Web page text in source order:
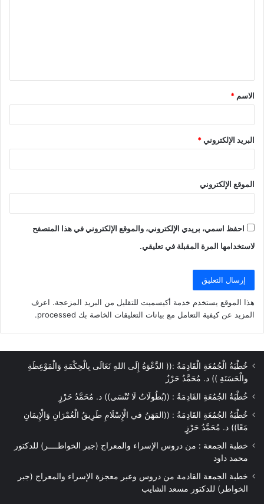
ق
*
الاسم *
البريد الإلكتروني*
الموقع الإلكتروني
احفظ اسمي، بريدي الإلكتروني، والموقع الإلكتروني في هذا المتصفح
لاستخدامها المرة المقبلة في تعليقي.
هذا الموقع يستخدم خدمة أكيسميت للتقليل من البريد المزعجة. اعرف
المزيد عن كيفية التعامل مع بيانات التعليقات الخاصة بك processed
.
خُطْبَةُ الْجُمُعَةِ الْقَادِمَةُ :(( الدَّعْوَةُ إِلَى اللهِ تَعَالَى بِالْحِكْمَةِ وَالْمَوْعِظَةِ
والْحَسَنَةِ )) د. مُحَمَّدُ حَرْزٌ
خُطْبَةُ الجُمُعَةِ القَادِمَةُ : ((بُطُولَاتٌ لَا تُنْسَى)) د. مُحَمَّدُ حَرْزٍ
خُطْبَةُ الجُمُعَةِ القَادِمَةُ : ((المَهَنُ في الْإِسْلَامِ طَرِيقُ الْعُمْرَانِ وَالْإِيمَانِ
مَعًا)) د. مُحَمَّدُ حَرْزٍ
خطبة الجمعة : من دروس الإسراء والمعراج (جبر الخواطــــر) للدكتور
محمد داود
خطبة الجمعة القادمة من دروس وعبر معجزة الإسراء والمعراج (جبر
الخواطر) للدكتور مسعد الشايب